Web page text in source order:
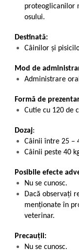
proteoglicanilor
osului.
Destinată:
Câinilor și
Mod de
Administrare
Formă de
Cutie cu 120 de
Dozaj:
Câinii între 25 –
Câinii peste 40
Posibile efecte
Nu se cunosc.
Dacă observaţi
menţionate în
veterinar.
Precauții:
Nu se cunosc.